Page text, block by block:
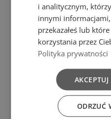
Add to cart
Bailango
BOWL 0,75
L BAILANGO
WHITE
COLOR
zł3.49
i analitycznym,
innymi
przekazałeś lub
korzystania przez
Polityka prywatności
AKCEPTUJ
ODRZUĆ